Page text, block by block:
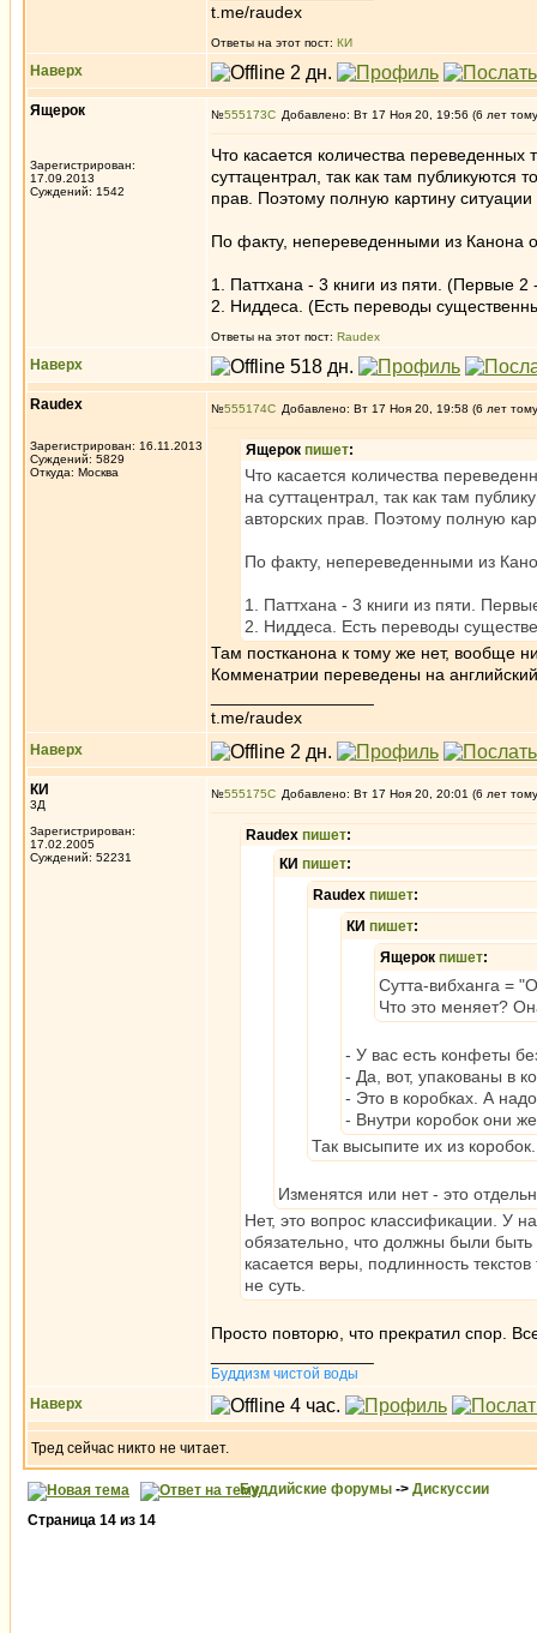
t.me/raudex
Ответы на этот пост: КИ
Наверх
Ящерок
Зарегистрирован:
17.09.2013
Суждений: 1542
№555173 Добавлено: Вт 17 Ноя 20, 19:56 (6 лет
Что касается количества переведенных
суттацентрал, так как там публикуются
прав. Поэтому полную картину
По факту, непереведенными из Канона
1. Паттхана - 3 книги из пяти. (Первые
2. Ниддеса. (Есть переводы
Ответы на этот пост: Raudex
Наверх
Raudex
Зарегистрирован: 16.11.2013
Суждений: 5829
Откуда: Москва
№555174 Добавлено: Вт 17 Ноя 20, 19:58 (6 лет
Ящерок пишет:
Что касается количества
на суттацентрал, так как там
авторских прав. Поэтому полную
По факту, непереведенными из
1. Паттхана - 3 книги из пяти.
2. Ниддеса. Есть переводы
Там постканона к тому же нет, вообще
Комменатрии переведены на
t.me/raudex
Наверх
КИ
3Д
Зарегистрирован:
17.02.2005
Суждений: 52231
№555175 Добавлено: Вт 17 Ноя 20, 20:01 (6 лет
Raudex пишет:
КИ пишет:
Raudex пишет:
КИ пишет:
Ящерок пишет:
Сутта-вибханга =
Что это меняет?
- У вас есть конфеты
- Да, вот, упакованы в
- Это в коробках. А
- Внутри коробок они
Так высыпите их из
Изменятся или нет - это
Нет, это вопрос классификации. У
обязательно, что должны были быть
касается веры, подлинность
не суть.
Просто повторю, что прекратил спор.
Буддизм чистой воды
Наверх
Тред сейчас никто не читает.
Буддийские форумы -> Дискуссии
Страница 14 из 14